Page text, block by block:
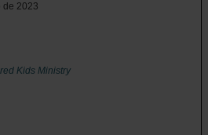
de 2023
Kids Ministry